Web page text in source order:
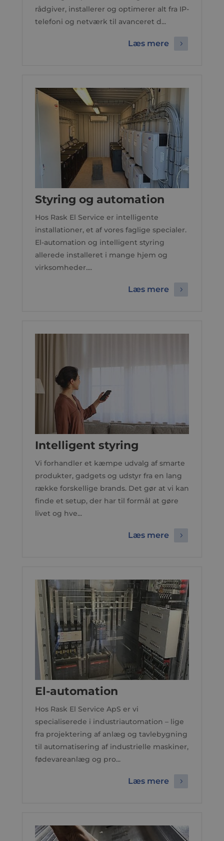
rådgiver, installerer og optimerer alt fra IP-
telefoni og netværk til avanceret d...
Læs mere
Styring og automation
Hos Rask El Service er intelligente
installationer, et af vores faglige specialer.
El-automation og intelligent styring
allerede installeret i mange hjem og
virksomheder....
Læs mere
Intelligent styring
Vi forhandler et kæmpe udvalg af smarte
produkter, gadgets og udstyr fra en lang
række forskellige brands. Det gør at vi kan
finde et setup, der har til formål at gøre
livet og hve...
Læs mere
El-automation
Hos Rask El Service ApS er vi
specialiserede i industriautomation – lige
fra projektering af anlæg og tavlebygning
til automatisering af industrielle maskiner,
fødevareanlæg og pro...
Læs mere